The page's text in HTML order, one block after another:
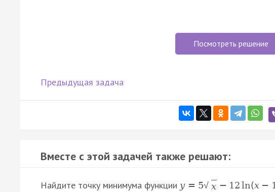
Посмотреть решение
Предыдущая задача
Вместе с этой задачей также решают:
Найдите точку минимума функции y = 5√ x − 12ln(x − 1